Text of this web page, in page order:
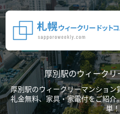
厚別駅のウィーク
厚別駅のウィークリーマンション
礼金無料、家具・家電付をご紹
単！